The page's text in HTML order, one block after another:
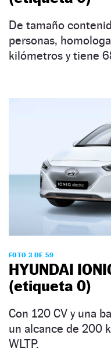
De tamaño
personas,
kilómetros y tiene
FOTO 3 DE 59
HYUNDAI
(etiqueta 0)
Con 120 CV y una
un alcance de 200
WLTP.